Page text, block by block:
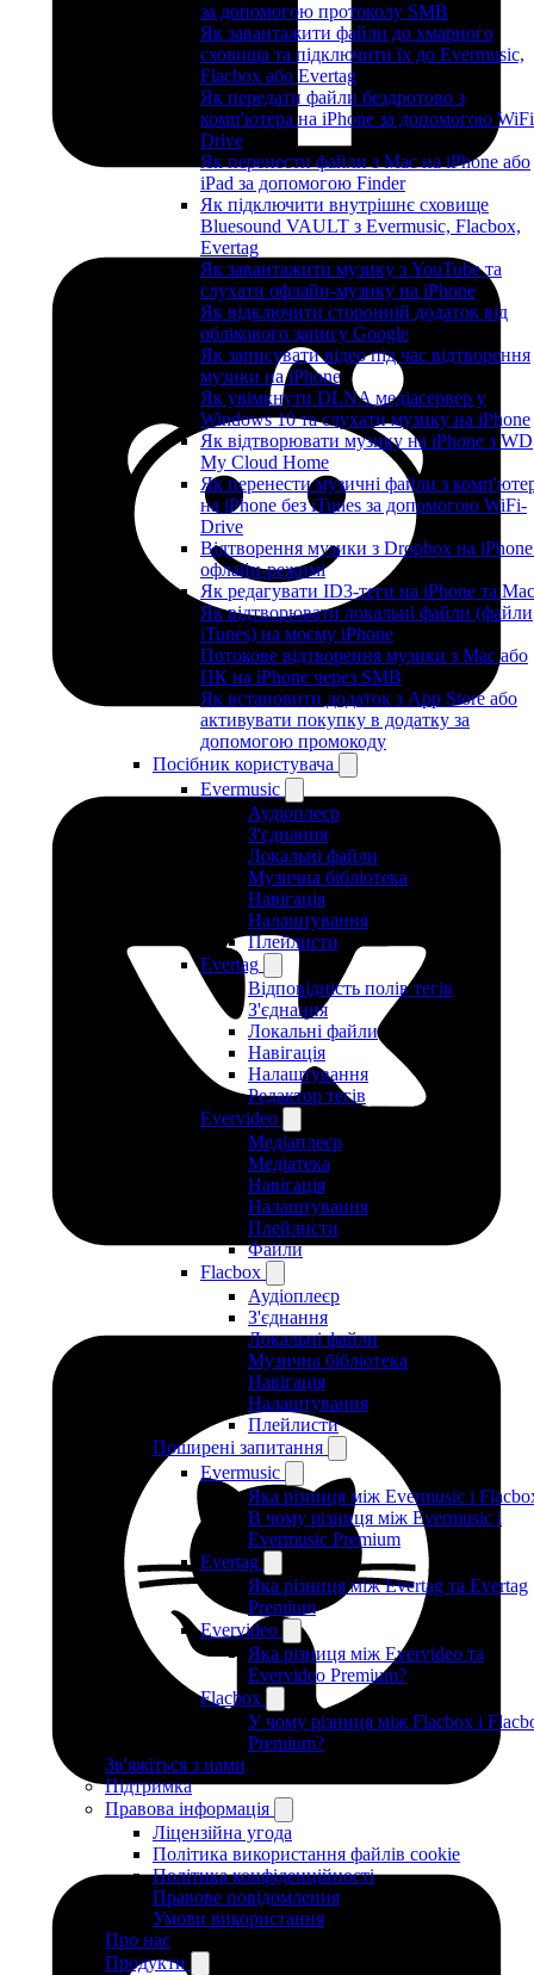
за допомогою протоколу SMB
Як завантажити файли до хмарного
сховища та підключити їх до Evermusic,
Flacbox або Evertag
Як передати файли бездротово з
комп'ютера на iPhone за допомогою
Drive
Як перенести файли з Mac на iPhone або
iPad за допомогою Finder
Як підключити внутрішнє сховище
Bluesound VAULT з Evermusic, Flacbox,
Evertag
Як завантажити музику з YouTube та
слухати офлайн-музику на iPhone
Як відключити сторонній додаток від
облікового запису Google
Як записувати відео під час відтворення
музики на iPhone
Як увімкнути DLNA медіасервер у
Windows 10 та слухати музику на iPhone
Як відтворювати музику на iPhone з WD
My Cloud Home
Як перенести музичні файли з
на iPhone без iTunes за допомогою WiFi-
Drive
Відтворення музики з Dropbox на
офлайн-режимі
Як редагувати ID3-теги на iPhone та Mac
Як відтворювати локальні файли (файли
iTunes) на моєму iPhone
Потокове відтворення музики з Mac або
ПК на iPhone через SMB
Як встановити додаток з App Store або
активувати покупку в додатку за
допомогою промокоду
Посібник користувача
Evermusic
Аудіоплеєр
З'єднання
Локальні файли
Музична бібліотека
Навігація
Налаштування
Плейлисти
Evertag
Відповідність полів тегів
З'єднання
Локальні файли
Навігація
Налаштування
Редактор тегів
Evervideo
Медіаплеєр
Медіатека
Навігація
Налаштування
Плейлисти
Файли
Flacbox
Аудіоплеєр
З'єднання
Локальні файли
Музична бібліотека
Навігація
Налаштування
Плейлисти
Поширені запитання
Evermusic
Яка різниця між Evermusic і
В чому різниця між Evermusic і
Evermusic Premium
Evertag
Яка різниця між Evertag та Evertag
Premium
Evervideo
Яка різниця між Evervideo та
Evervideo Premium?
Flacbox
У чому різниця між Flacbox і
Premium?
Зв'яжіться з нами
Підтримка
Правова інформація
Ліцензійна угода
Політика використання файлів cookie
Політика конфіденційності
Правове повідомлення
Умови використання
Про нас
Продукти